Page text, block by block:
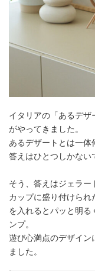
イタリアの「あるデ
がやってきました。
あるデザートとは一
答えはひとつしかない
そう、答えはジェラー
カップに盛り付けられ
を入れるとパッと明る
ンプ。
遊び心満点のデザイン
ました。